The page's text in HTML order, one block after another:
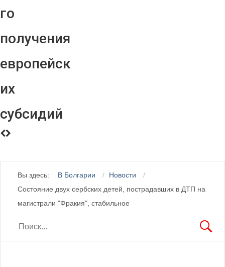
го
получения
европейск
их
субсидий
Вы здесь: В Болгарии
Новости
Состояние двух сербских детей, пострадавших в ДТП на
магистрали "Фракия", стабильное